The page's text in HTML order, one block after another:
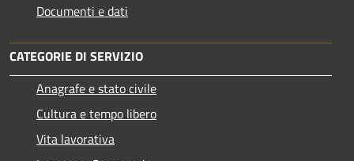
Documenti e dati
CATEGORIE DI SERVIZIO
Anagrafe e stato civile
Cultura e tempo libero
Vita lavorativa